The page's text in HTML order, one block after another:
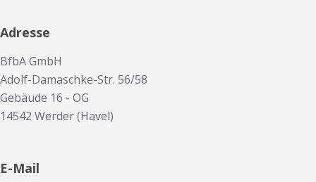
Adresse
BfbA GmbH
Adolf-Damaschke-Str. 56/58
Gebäude 16 - OG
14542 Werder (Havel)
E-Mail